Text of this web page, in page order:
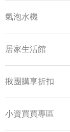
氣泡水機
居家生活館
揪團購享折扣
小資買買專區